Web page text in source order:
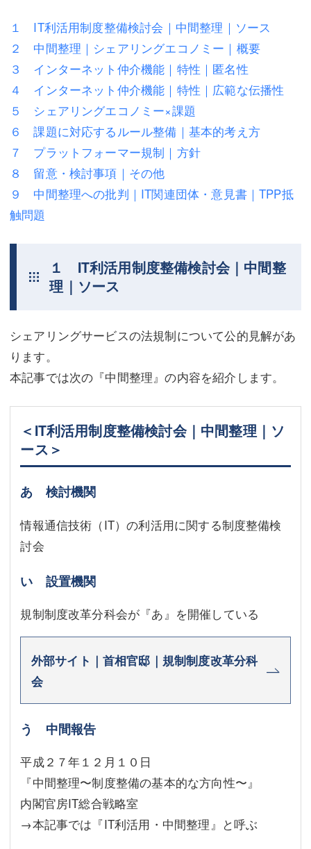
相続・遺言
離婚（夫婦間トラブル）
企業法務
労働問題（解雇，残業等）
刑事弁護
交通事故
不動産登記
調査・書面作成
マスコミ取材・実績
アクセス
埼玉事務所 (さいたま市)
川口事務所（埼玉県川口市）
離婚（夫婦間トラブル）
企業法務
労働問題（解雇，残業等）
刑事弁護
交通事故
不動産登記
商業登記
債務整理
アクセス
東京事務所 (新宿・四谷)
川口事務所（埼玉県川口市）
お問い合せフォーム
１ IT利活用制度整備検討会｜中間整理｜ソース
２ 中間整理｜シェアリングエコノミー｜概要
３ インターネット仲介機能｜特性｜匿名性
４ インターネット仲介機能｜特性｜広範な伝播性
５ シェアリングエコノミー×課題
６ 課題に対応するルール整備｜基本的考え方
７ プラットフォーマー規制｜方針
８ 留意・検討事項｜その他
９ 中間整理への批判｜IT関連団体・意見書｜TPP抵
触問題
１ IT利活用制度整備検討会｜中間整
理｜ソース
シェアリングサービスの法規制について公的見解があ
ります。
本記事では次の『中間整理』の内容を紹介します。
＜IT利活用制度整備検討会｜中間整理｜ソ
ース＞
あ 検討機関
情報通信技術（IT）の利活用に関する制度整備検
討会
い 設置機関
規制制度改革分科会が『あ』を開催している
外部サイト｜首相官邸｜規制制度改革分科
会
う 中間報告
平成２７年１２月１０日
『中間整理〜制度整備の基本的な方向性〜』
内閣官房IT総合戦略室
→本記事では『IT利活用・中間整理』と呼ぶ